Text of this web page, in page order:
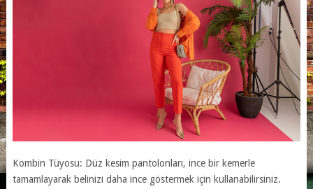
Kombin Tüyosu: Düz kesim pantolonları, ince bir kemerle
tamamlayarak belinizi daha ince göstermek için kullanabilirsiniz.